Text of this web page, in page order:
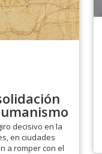
decisivo en la
en ciudades
a romper con el